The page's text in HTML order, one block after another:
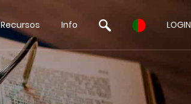
Recursos Info LOGIN